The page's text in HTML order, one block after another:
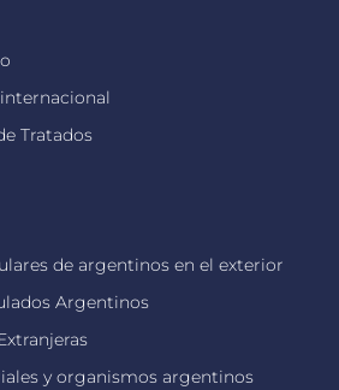
Tratados
de argentinos en el exterior
Argentinos
y organismos argentinos